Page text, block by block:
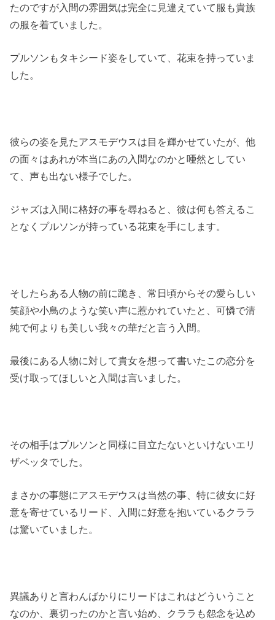
たのですが入間の雰囲気は完全に見違えていて服も貴族
の服を着ていました。
プルソンもタキシード姿をしていて、花束を持っていま
した。
彼らの姿を見たアスモデウスは目を輝かせていたが、他
の面々はあれが本当にあの入間なのかと唖然としてい
て、声も出ない様子でした。
ジャズは入間に格好の事を尋ねると、彼は何も答えるこ
となくプルソンが持っている花束を手にします。
そしたらある人物の前に跪き、常日頃からその愛らしい
笑顔や小鳥のような笑い声に惹かれていたと、可憐で清
純で何よりも美しい我々の華だと言う入間。
最後にある人物に対して貴女を想って書いたこの恋分を
受け取ってほしいと入間は言いました。
その相手はプルソンと同様に目立たないといけないエリ
ザベッタでした。
まさかの事態にアスモデウスは当然の事、特に彼女に好
意を寄せているリード、入間に好意を抱いているクララ
は驚いていました。
異議ありと言わんばかりにリードはこれはどういうこと
なのか、裏切ったのかと言い始め、クララも怨念を込め